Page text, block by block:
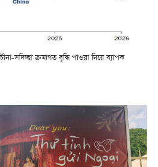
সদিচ্ছা ক্রমাগত বৃদ্ধি পাওয়া নিয়ে ব্যাপক